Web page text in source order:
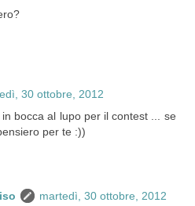
30 ottobre, 2012
bocca al lupo per il contest ... se
per te :))
martedì, 30 ottobre, 2012